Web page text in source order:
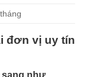
đơn vị uy tín
sang như